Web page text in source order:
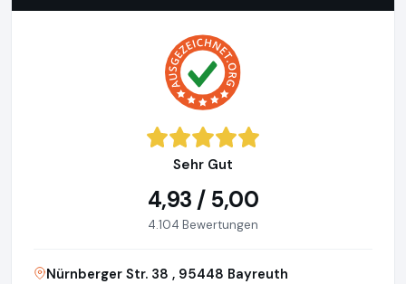
Sehr Gut
4,93 / 5,00
4.104 Bewertungen
Nürnberger Str. 38 , 95448 Bayreuth